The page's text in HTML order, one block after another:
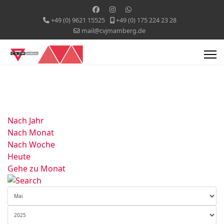
+49 (0) 9621 15525
+49 (0) 175 224 23 28
mail@cvjmamberg.de
Nach Jahr
Nach Monat
Nach Woche
Heute
Gehe zu Monat